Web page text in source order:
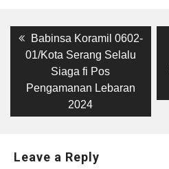
Post
navigation
Previous
post:
Babinsa Koramil 0602-
01/Kota Serang Selalu
Siaga fi Pos
Pengamanan Lebaran
2024
Leave a Reply